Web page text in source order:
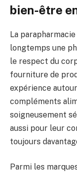
bien-être
La
longtemps une
le respect du
fourniture de
expérience
compléments
soigneusement
aussi pour leur
toujours
Parmi les